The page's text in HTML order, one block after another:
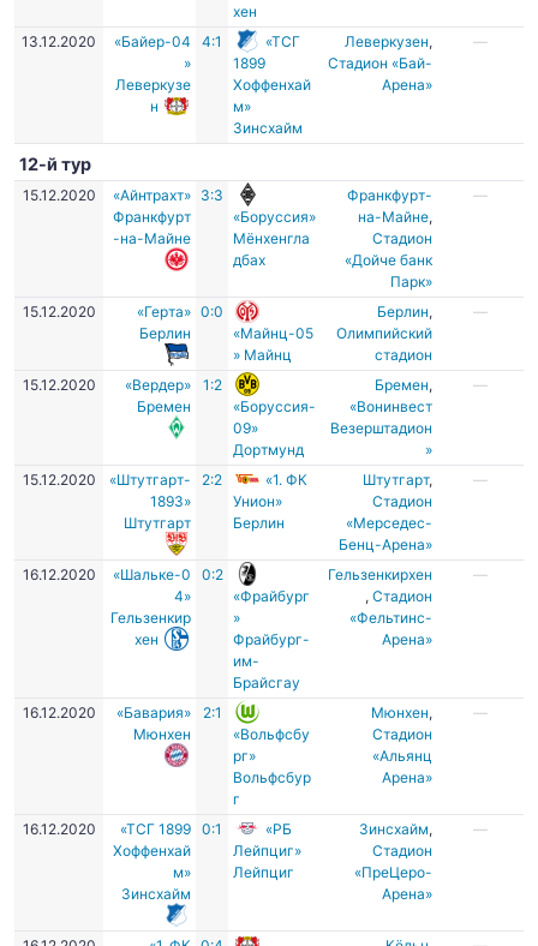
хен
13.12.2020
«Байер-04
»
Леверкузе
н
4:1
«ТСГ
1899
Хоффенхай
м»
Зинсхайм
Леверкузен,
Стадион «Бай-
Арена»
—
12-й тур
15.12.2020
«Айнтрахт»
Франкфурт
-на-Майне
3:3
«Боруссия»
Мёнхенгла
дбах
Франкфурт-
на-Майне,
Стадион
«Дойче банк
Парк»
—
15.12.2020
«Герта»
Берлин
0:0
«Майнц-05
» Майнц
Берлин,
Олимпийский
стадион
—
15.12.2020
«Вердер»
Бремен
1:2
«Боруссия-
09»
Дортмунд
Бремен,
«Вонинвест
Везерштадион
»
—
15.12.2020
«Штутгарт-
1893»
Штутгарт
2:2
«1. ФК
Унион»
Берлин
Штутгарт,
Стадион
«Мерседес-
Бенц-Арена»
—
16.12.2020
«Шальке-0
4»
Гельзенкир
хен
0:2
«Фрайбург
»
Фрайбург-
им-
Брайсгау
Гельзенкирхен
,Стадион
«Фельтинс-
Арена»
—
16.12.2020
«Бавария»
Мюнхен
2:1
«Вольфсбу
рг»
Вольфсбур
г
Мюнхен,
Стадион
«Альянц
Арена»
—
16.12.2020
«ТСГ 1899
Хоффенхай
м»
Зинсхайм
0:1
«РБ
Лейпциг»
Лейпциг
Зинсхайм,
Стадион
«ПреЦеро-
Арена»
—